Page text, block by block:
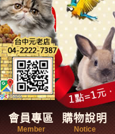
會員專區
Member
購物說明
Notice